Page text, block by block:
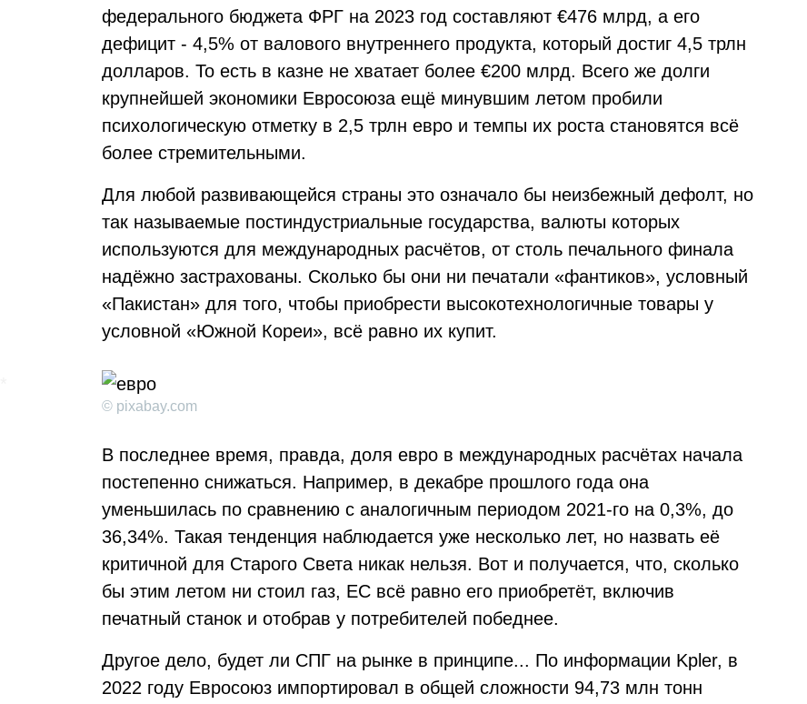
федерального бюджета ФРГ на 2023 год составляют €476 млрд, а его
дефицит - 4,5% от валового внутреннего продукта, который достиг 4,5 трлн
долларов. То есть в казне не хватает более €200 млрд. Всего же долги
крупнейшей экономики Евросоюза ещё минувшим летом пробили
психологическую отметку в 2,5 трлн евро и темпы их роста становятся всё
более стремительными.
Для любой развивающейся страны это означало бы неизбежный дефолт, но
так называемые постиндустриальные государства, валюты которых
используются для международных расчётов, от столь печального финала
надёжно застрахованы. Сколько бы они ни печатали «фантиков», условный
«Пакистан» для того, чтобы приобрести высокотехнологичные товары у
условной «Южной Кореи», всё равно их купит.
© pixabay.com
В последнее время, правда, доля евро в международных расчётах начала
постепенно снижаться. Например, в декабре прошлого года она
уменьшилась по сравнению с аналогичным периодом 2021-го на 0,3%, до
36,34%. Такая тенденция наблюдается уже несколько лет, но назвать её
критичной для Старого Света никак нельзя. Вот и получается, что, сколько
бы этим летом ни стоил газ, ЕС всё равно его приобретёт, включив
печатный станок и отобрав у потребителей победнее.
Другое дело, будет ли СПГ на рынке в принципе... По информации Kpler, в
2022 году Евросоюз импортировал в общей сложности 94,73 млн тонн